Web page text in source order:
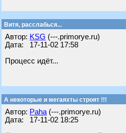
Витя, расслабься...
Автор: KSG (---.primorye.ru)
Дата: 17-11-02 17:58
Процесс идёт...
А некоторые и мегаяхты строят !!!
Автор: Paha (---.primorye.ru)
Дата: 17-11-02 18:25